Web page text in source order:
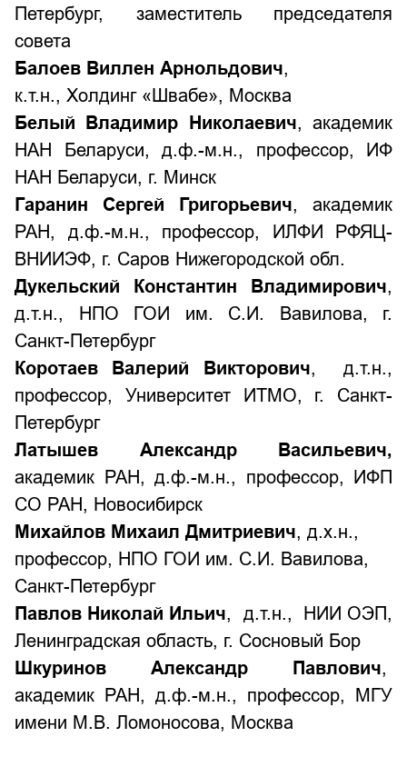
Петербург, заместитель председателя
совета
Балоев Виллен Арнольдович,
к.т.н., Холдинг «Швабе», Москва
Белый Владимир Николаевич, академик
НАН Беларуси, д.ф.-м.н., профессор, ИФ
НАН Беларуси, г. Минск
Гаранин Сергей Григорьевич, академик
РАН, д.ф.-м.н., профессор, ИЛФИ РФЯЦ-
ВНИИЭФ, г. Саров Нижегородской обл.
Дукельский Константин Владимирович,
д.т.н., НПО ГОИ им. С.И. Вавилова, г.
Санкт-Петербург
Коротаев Валерий Викторович,
д.т.н.,
профессор, Университет ИТМО, г. Санкт-
Петербург
Латышев Александр Васильевич,
академик РАН, д.ф.-м.н., профессор,
ИФП
СО РАН, Новосибирск
Михайлов Михаил Дмитриевич, д.х.н.,
профессор, НПО ГОИ им. С.И. Вавилова,
Санкт-Петербург
Павлов Николай Ильич, д.т.н., НИИ ОЭП,
Ленинградская область, г. Сосновый Бор
Шкуринов Александр Павлович,
академик РАН, д.ф.-м.н., профессор, МГУ
имени М.В. Ломоносова, Москва